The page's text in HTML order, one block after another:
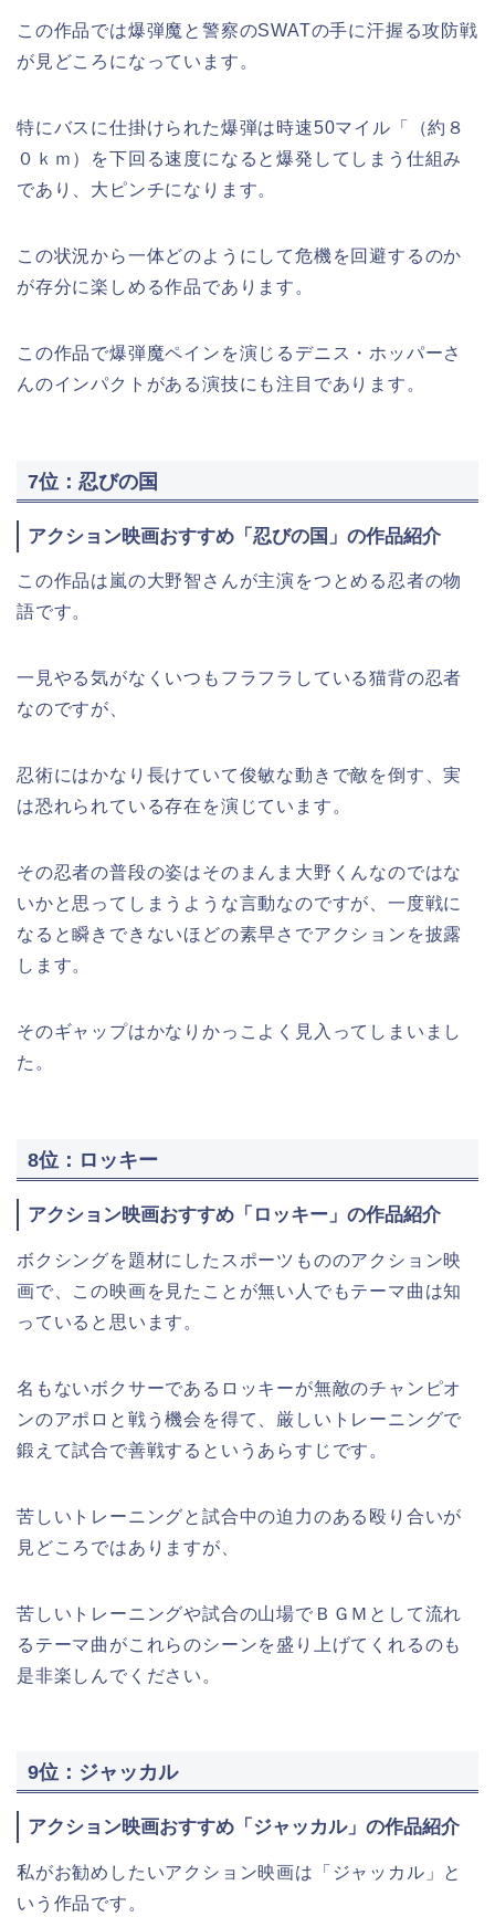
この作品では爆弾魔と警察のSWATの手に汗握る攻防戦
が見どころになっています。
特にバスに仕掛けられた爆弾は時速50マイル「（約８
０ｋｍ）を下回る速度になると爆発してしまう仕組み
であり、大ピンチになります。
この状況から一体どのようにして危機を回避するのか
が存分に楽しめる作品であります。
この作品で爆弾魔ペインを演じるデニス・ホッパーさ
んのインパクトがある演技にも注目であります。
7位：忍びの国
アクション映画おすすめ「忍びの国」の作品紹介
この作品は嵐の大野智さんが主演をつとめる忍者の物
語です。
一見やる気がなくいつもフラフラしている猫背の忍者
なのですが、
忍術にはかなり長けていて俊敏な動きで敵を倒す、実
は恐れられている存在を演じています。
その忍者の普段の姿はそのまんま大野くんなのではな
いかと思ってしまうような言動なのですが、一度戦に
なると瞬きできないほどの素早さでアクションを披露
します。
そのギャップはかなりかっこよく見入ってしまいまし
た。
8位：ロッキー
アクション映画おすすめ「ロッキー」の作品紹介
ボクシングを題材にしたスポーツもののアクション映
画で、この映画を見たことが無い人でもテーマ曲は知
っていると思います。
名もないボクサーであるロッキーが無敵のチャンピオ
ンのアポロと戦う機会を得て、厳しいトレーニングで
鍛えて試合で善戦するというあらすじです。
苦しいトレーニングと試合中の迫力のある殴り合いが
見どころではありますが、
苦しいトレーニングや試合の山場でＢＧＭとして流れ
るテーマ曲がこれらのシーンを盛り上げてくれるのも
是非楽しんでください。
9位：ジャッカル
アクション映画おすすめ「ジャッカル」の作品紹介
私がお勧めしたいアクション映画は「ジャッカル」と
いう作品です。